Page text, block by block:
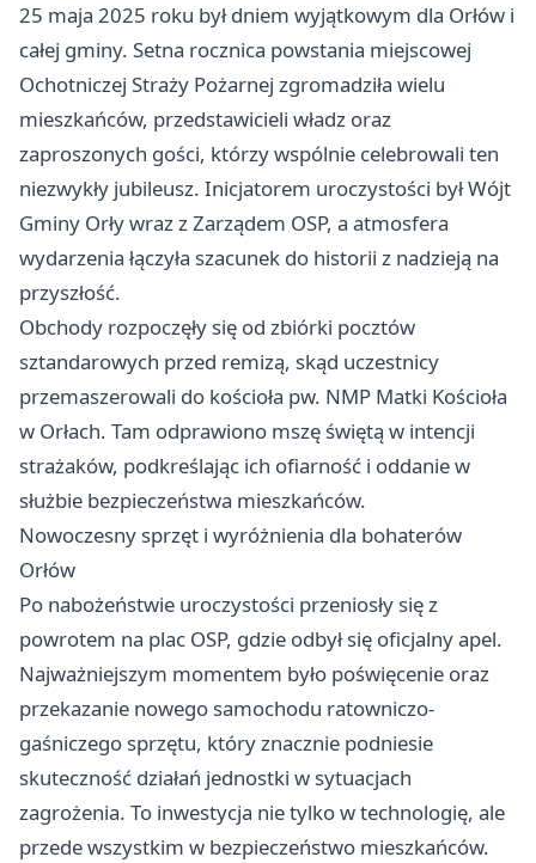
25 maja 2025 roku był dniem wyjątkowym dla Orłów i
całej gminy. Setna rocznica powstania miejscowej
Ochotniczej Straży Pożarnej zgromadziła wielu
mieszkańców, przedstawicieli władz oraz
zaproszonych gości, którzy wspólnie celebrowali ten
niezwykły jubileusz. Inicjatorem uroczystości był Wójt
Gminy Orły wraz z Zarządem OSP, a atmosfera
wydarzenia łączyła szacunek do historii z nadzieją na
przyszłość.
Obchody rozpoczęły się od zbiórki pocztów
sztandarowych przed remizą, skąd uczestnicy
przemaszerowali do kościoła pw. NMP Matki Kościoła
w Orłach. Tam odprawiono mszę świętą w intencji
strażaków, podkreślając ich ofiarność i oddanie w
służbie bezpieczeństwa mieszkańców.
Nowoczesny sprzęt i wyróżnienia dla bohaterów
Orłów
Po nabożeństwie uroczystości przeniosły się z
powrotem na plac OSP, gdzie odbył się oficjalny apel.
Najważniejszym momentem było poświęcenie oraz
przekazanie nowego samochodu ratowniczo-
gaśniczego sprzętu, który znacznie podniesie
skuteczność działań jednostki w sytuacjach
zagrożenia. To inwestycja nie tylko w technologię, ale
przede wszystkim w bezpieczeństwo mieszkańców.